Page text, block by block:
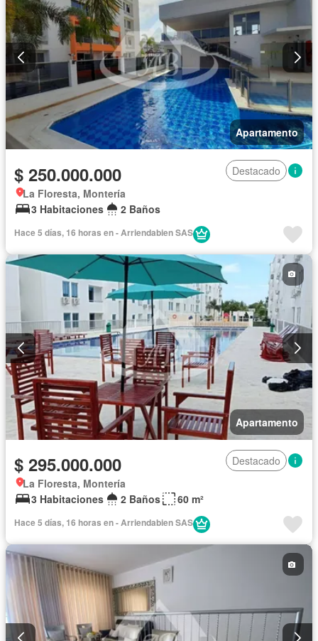
Apartamento
$ 250.000.000
Destacado
La Floresta, Montería
3 Habitaciones
2 Baños
Hace 5 días, 16 horas en - Arriendabien SAS
Apartamento
$ 295.000.000
Destacado
La Floresta, Montería
3 Habitaciones
2 Baños 60 m²
Hace 5 días, 16 horas en - Arriendabien SAS